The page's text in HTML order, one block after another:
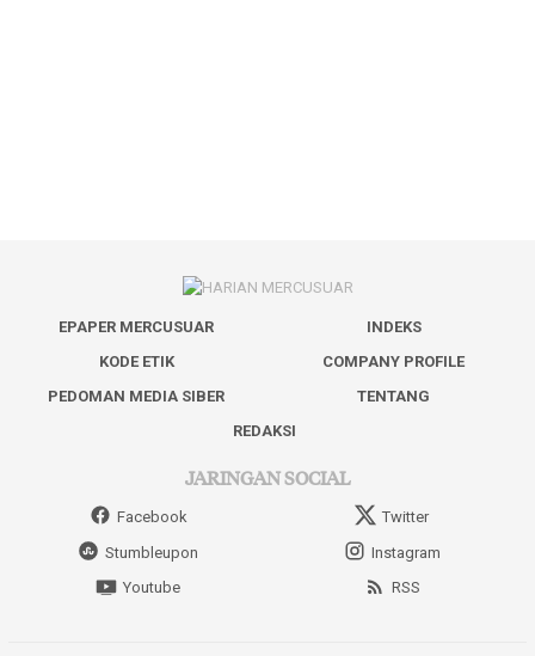
EPAPER MERCUSUAR
INDEKS
KODE ETIK
COMPANY PROFILE
PEDOMAN MEDIA SIBER
TENTANG
REDAKSI
JARINGAN SOCIAL
Facebook
Twitter
Stumbleupon
Instagram
Youtube
RSS